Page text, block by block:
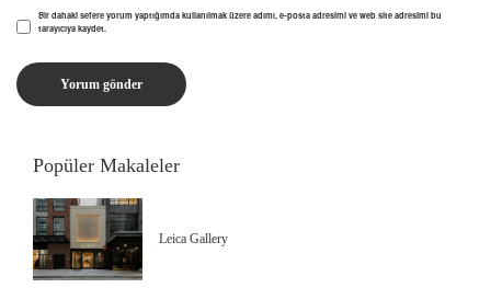
Bir dahaki sefere yorum yaptığımda kullanılmak üzere adımı, e-posta adresimi ve web site adresimi bu
tarayıcıya kaydet.
Popüler Makaleler
Leica Gallery